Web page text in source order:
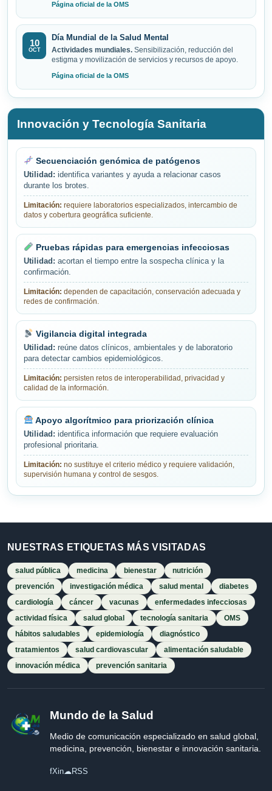
Página oficial de la OMS
10
OCT
Día Mundial de la Salud Mental
Actividades mundiales. Sensibilización, reducción del
estigma y movilización de servicios y recursos de apoyo.
Página oficial de la OMS
Innovación y Tecnología Sanitaria
Secuenciación genómica de patógenos
Utilidad: identifica variantes y ayuda a relacionar casos
durante los brotes.
Limitación: requiere laboratorios especializados, intercambio de
datos y cobertura geográfica suficiente.
Pruebas rápidas para emergencias infecciosas
Utilidad: acortan el tiempo entre la sospecha clínica y la
confirmación.
Limitación: dependen de capacitación, conservación adecuada y
redes de confirmación.
Vigilancia digital integrada
Utilidad: reúne datos clínicos, ambientales y de laboratorio
para detectar cambios epidemiológicos.
Limitación: persisten retos de interoperabilidad, privacidad y
calidad de la información.
Apoyo algorítmico para priorización clínica
Utilidad: identifica información que requiere evaluación
profesional prioritaria.
Limitación: no sustituye el criterio médico y requiere validación,
supervisión humana y control de sesgos.
NUESTRAS ETIQUETAS MÁS VISITADAS
salud pública medicina bienestar
nutrición
prevención
investigación médica salud mental
diabetes
cardiología
cáncer vacunas
enfermedades infecciosas
actividad física
salud global tecnología sanitaria
OMS
hábitos saludables
epidemiología
diagnóstico
tratamientos
salud cardiovascular
alimentación saludable
innovación médica
prevención sanitaria
Mundo de la Salud
Medio de comunicación especializado en salud global,
medicina, prevención, bienestar e innovación sanitaria.
fXin☁RSS